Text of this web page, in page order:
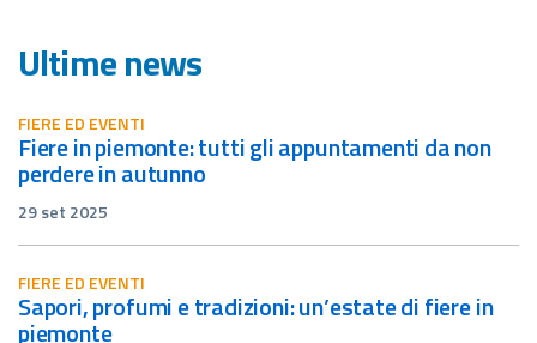
Ultime news
FIERE ED EVENTI
fiere in piemonte: tutti gli appuntamenti da non
perdere in autunno
29 set 2025
FIERE ED EVENTI
sapori, profumi e tradizioni: un’estate di fiere in
piemonte